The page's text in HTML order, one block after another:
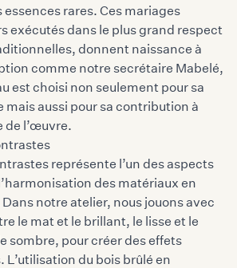
essences rares. Ces mariages
exécutés dans le plus grand respect
donnent naissance à
comme notre secrétaire Mabelé,
est choisi non seulement pour sa
aussi pour sa contribution à
de l’œuvre.
représente l’un des aspects
des matériaux en
notre atelier, nous jouons avec
le mat et le brillant, le lisse et le
sombre, pour créer des effets
L’utilisation du bois brûlé en